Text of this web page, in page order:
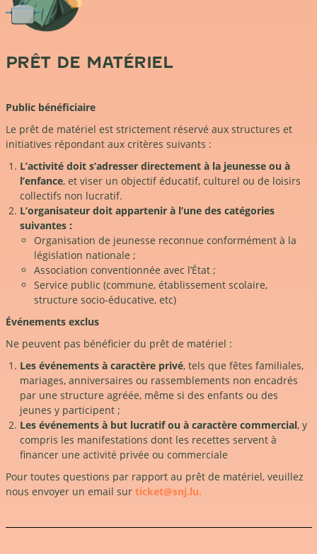
PRÊT DE MATÉRIEL
Public bénéficiaire
Le prêt de matériel est strictement réservé aux structures et
initiatives répondant aux critères suivants :
L’activité doit s’adresser directement à la jeunesse ou à
l’enfance, et viser un objectif éducatif, culturel ou de loisirs
collectifs non lucratif.
L’organisateur doit appartenir à l’une des catégories
suivantes :
Organisation de jeunesse reconnue conformément à la
législation nationale ;
Association conventionnée avec l’État ;
Service public (commune, établissement scolaire,
structure socio-éducative, etc)
Événements exclus
Ne peuvent pas bénéficier du prêt de matériel :
Les événements à caractère privé, tels que fêtes familiales,
mariages, anniversaires ou rassemblements non encadrés
par une structure agréée, même si des enfants ou des
jeunes y participent ;
Les événements à but lucratif ou à caractère commercial, y
compris les manifestations dont les recettes servent à
financer une activité privée ou commerciale
Pour toutes questions par rapport au prêt de matériel, veuillez
nous envoyer un email sur ticket@snj.lu.